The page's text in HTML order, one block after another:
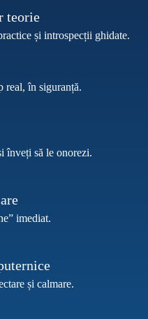
teorie
și introspecții ghidate.